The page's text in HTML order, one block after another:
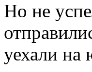
Но не
уехали на